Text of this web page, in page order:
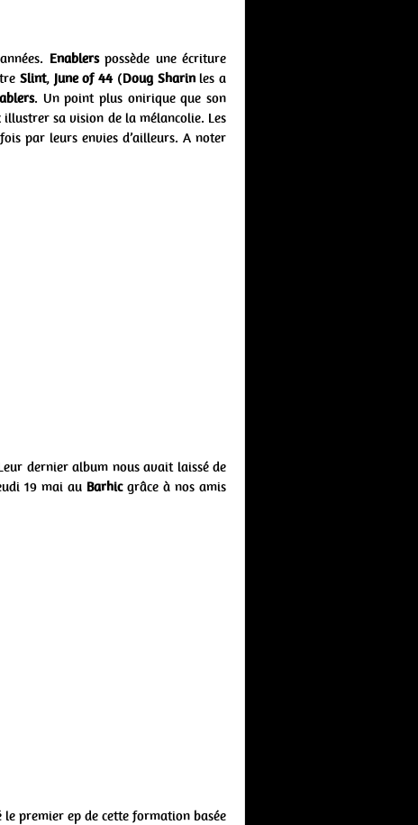
Enablerspossède une écriture
Slint, June of 44(Doug Sharinles a
. Un point plus onirique que son
sa vision de la mélancolie. Les
par leurs envies d’ailleurs. A noter
dernier album nous avait laissé de
19 mai au Barhic grâce à nos amis
premier ep de cette formation basée